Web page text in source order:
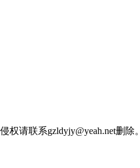
请联系gzldyjy@yeah.net删除。